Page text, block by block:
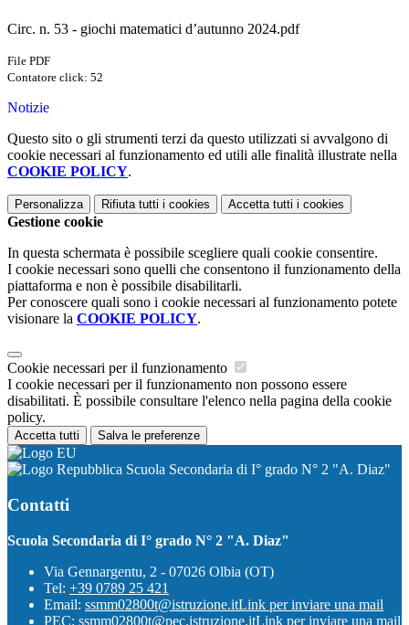
Circ. n. 53 - giochi matematici d’autunno 2024.pdf
File PDF
Contatore click: 52
Notizie
Questo sito o gli strumenti terzi da questo utilizzati si avvalgono di
cookie necessari al funzionamento ed utili alle finalità illustrate nella
COOKIE POLICY.
Personalizza Rifiuta tutti i cookies Accetta tutti i cookies
Gestione cookie
In questa schermata è possibile scegliere quali cookie consentire.
I cookie necessari sono quelli che consentono il funzionamento della
piattaforma e non è possibile disabilitarli.
Per conoscere quali sono i cookie necessari al funzionamento potete
visionare la COOKIE POLICY.
Cookie necessari per il funzionamento
I cookie necessari per il funzionamento non possono essere
disabilitati. È possibile consultare l'elenco nella pagina della cookie
policy.
Accetta tutti Salva le preferenze
Scuola Secondaria di I° grado N° 2 "A. Diaz"
Contatti
Scuola Secondaria di I° grado N° 2 "A. Diaz"
Via Gennargentu, 2 - 07026 Olbia (OT)
Tel: +39 0789 25 421
Email: ssmm02800t@istruzione.itLink per inviare una mail
PEC: ssmm02800t@pec.istruzione.itLink per inviare una mail